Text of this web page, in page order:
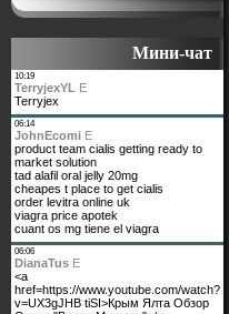
Мини-чат